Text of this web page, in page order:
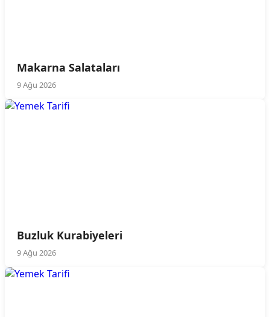
Makarna Salataları
9 Ağu 2026
Buzluk Kurabiyeleri
9 Ağu 2026